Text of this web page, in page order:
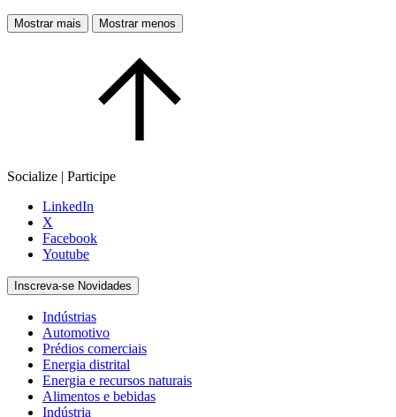
Mostrar mais Mostrar menos
Socialize | Participe
LinkedIn
X
Facebook
Youtube
Inscreva-se Novidades
Indústrias
Automotivo
Prédios comerciais
Energia distrital
Energia e recursos naturais
Alimentos e bebidas
Indústria